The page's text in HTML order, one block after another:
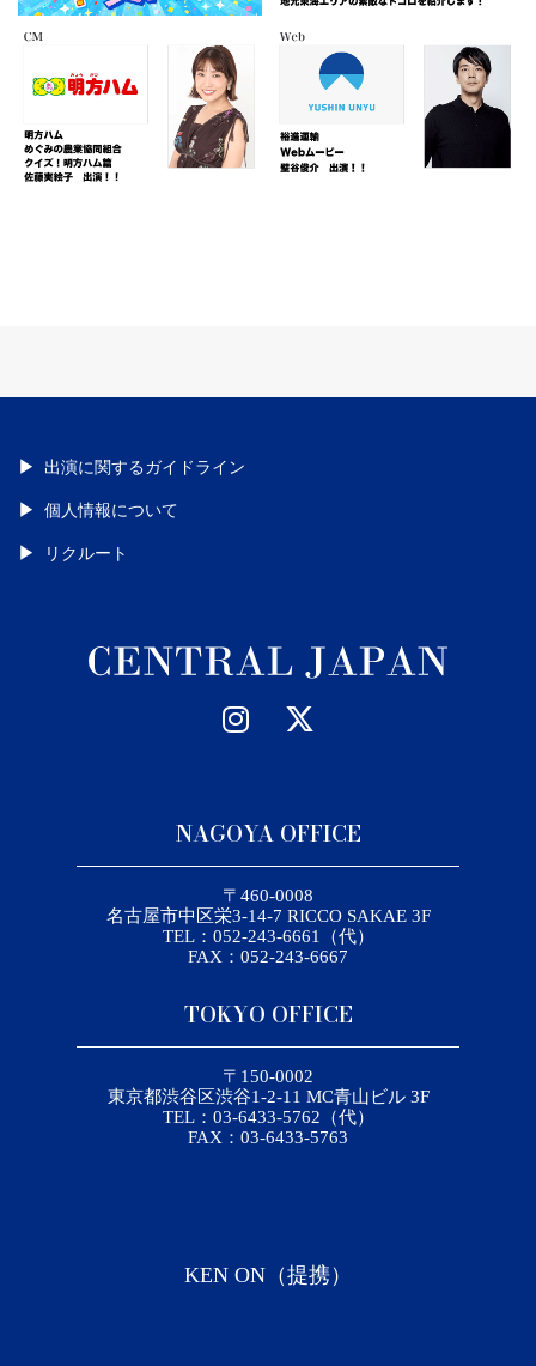
出演に関するガイドライン
個人情報について
リクルート
NAGOYA OFFICE
〒460-0008
名古屋市中区栄3-14-7 RICCO SAKAE 3F
TEL：052-243-6661（代）
FAX：052-243-6667
TOKYO OFFICE
〒150-0002
東京都渋谷区渋谷1-2-11 MC青山ビル 3F
TEL：03-6433-5762（代）
FAX：03-6433-5763
KEN ON（提携）